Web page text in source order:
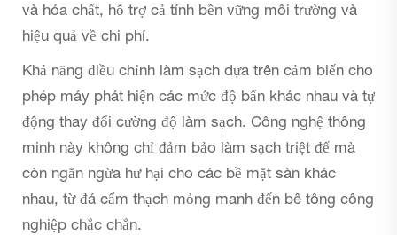
và hóa chất, hỗ trợ cả tính bền vững môi trường và
hiệu quả về chi phí.
Khả năng điều chỉnh làm sạch dựa trên cảm biến cho
phép máy phát hiện các mức độ bẩn khác nhau và tự
động thay đổi cường độ làm sạch. Công nghệ thông
minh này không chỉ đảm bảo làm sạch triệt để mà
còn ngăn ngừa hư hại cho các bề mặt sàn khác
nhau, từ đá cẩm thạch mỏng manh đến bê tông công
nghiệp chắc chắn.